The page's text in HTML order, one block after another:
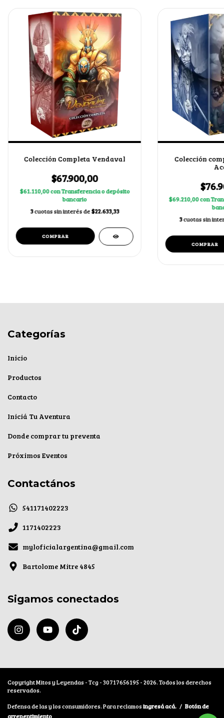
Colección Completa Vendaval
$67.900,00
$61.110,00conTransferencia o depósito
bancario
3cuotas sin interés de$22.633,33
Colección
$69.210,00con
3cuotas sin
Categorías
Inicio
Productos
Contacto
Iniciá Tu Aventura
Donde comprar tu preventa
Próximos Eventos
Contactános
541171402223
1171402223
myloficialargentina@gmail.com
Bartolome Mitre 4845
Sigamos conectados
Copyright Mitos y Leyendas - Tcg - 30717656195 - 2026. Todos los derechos
reservados.
Defensa de las y los consumidores. Para reclamosingresá acá. / Botón de
arrepentimiento